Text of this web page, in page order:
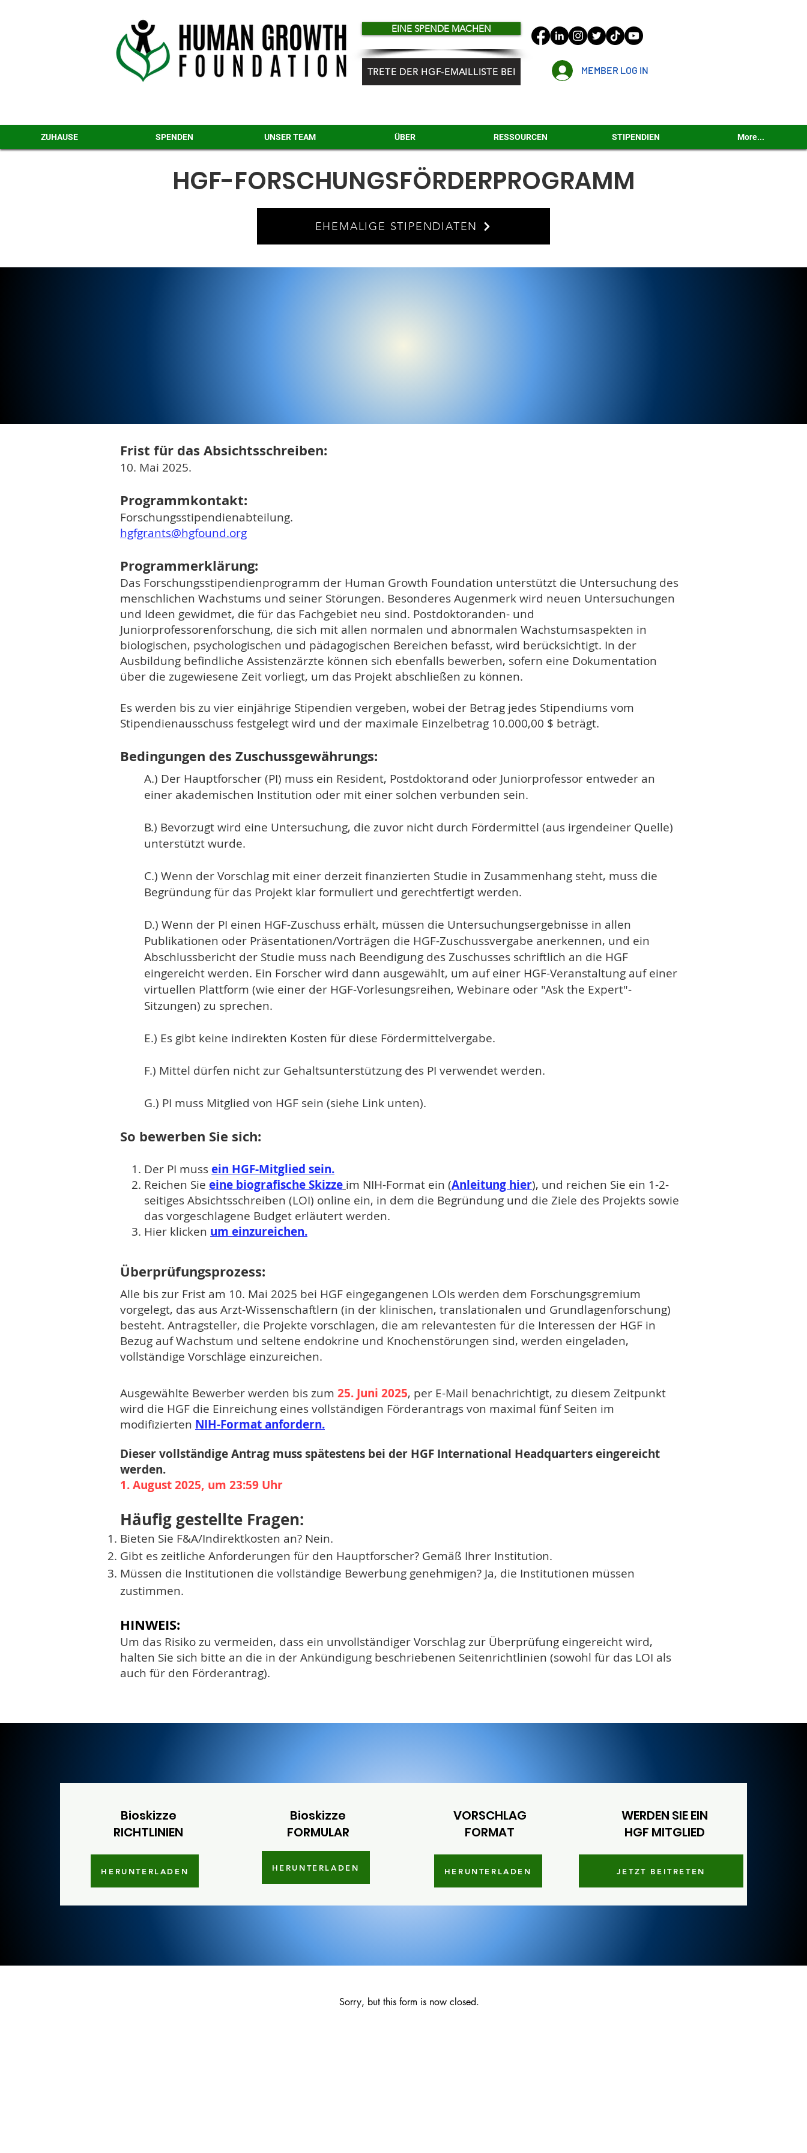
EINE SPENDE MACHEN
TRETE DER HGF-EMAILLISTE BEI MEMBER LOG IN
ZUHAUSE SPENDEN UNSER TEAM ÜBER RESSOURCEN STIPENDIEN More...
HGF-FORSCHUNGSFÖRDERPROGRAMM
EHEMALIGE STIPENDIATEN
Frist für das Absichtsschreiben:
10. Mai 2025.
Programmkontakt:
Forschungsstipendienabteilung.
hgfgrants@hgfound.org
Programmerklärung:
Das Forschungsstipendienprogramm der Human Growth Foundation unterstützt die Untersuchung des
menschlichen Wachstums und seiner Störungen. Besonderes Augenmerk wird neuen Untersuchungen
und Ideen gewidmet, die für das Fachgebiet neu sind. Postdoktoranden- und
Juniorprofessorenforschung, die sich mit allen normalen und abnormalen Wachstumsaspekten in
biologischen, psychologischen und pädagogischen Bereichen befasst, wird berücksichtigt. In der
Ausbildung befindliche Assistenzärzte können sich ebenfalls bewerben, sofern eine Dokumentation
über die zugewiesene Zeit vorliegt, um das Projekt abschließen zu können.
Es werden bis zu vier einjährige Stipendien vergeben, wobei der Betrag jedes Stipendiums vom
Stipendienausschuss festgelegt wird und der maximale Einzelbetrag 10.000,00 $ beträgt.
Bedingungen des Zuschussgewährungs:​
A.) Der Hauptforscher (PI) muss ein Resident, Postdoktorand oder Juniorprofessor entweder an
einer akademischen Institution oder mit einer solchen verbunden sein.
B.) Bevorzugt wird eine Untersuchung, die zuvor nicht durch Fördermittel (aus irgendeiner Quelle)
unterstützt wurde.
C.) Wenn der Vorschlag mit einer derzeit finanzierten Studie in Zusammenhang steht, muss die
Begründung für das Projekt klar formuliert und gerechtfertigt werden.
D.) Wenn der PI einen HGF-Zuschuss erhält, müssen die Untersuchungsergebnisse in allen
Publikationen oder Präsentationen/Vorträgen die HGF-Zuschussvergabe anerkennen, und ein
Abschlussbericht der Studie muss nach Beendigung des Zuschusses schriftlich an die HGF
eingereicht werden. Ein Forscher wird dann ausgewählt, um auf einer HGF-Veranstaltung auf einer
virtuellen Plattform (wie einer der HGF-Vorlesungsreihen, Webinare oder "Ask the Expert"-
Sitzungen) zu sprechen.
E.) Es gibt keine indirekten Kosten für diese Fördermittelvergabe.
F.) Mittel dürfen nicht zur Gehaltsunterstützung des PI verwendet werden.
G.) PI muss Mitglied von HGF sein (siehe Link unten).
So bewerben Sie sich:
Der PI mussein HGF-Mitglied sein.
Reichen Sie eine biografische Skizze im NIH-Format ein (Anleitung hier), und reichen Sie ein 1-2-
seitiges Absichtsschreiben (LOI) online ein, in dem die Begründung und die Ziele des Projekts sowie
das vorgeschlagene Budget erläutert werden.
Hier klicken um einzureichen.
Überprüfungsprozess:
Alle bis zur Frist am 10. Mai 2025 bei HGF eingegangenen LOIs werden dem Forschungsgremium
vorgelegt, das aus Arzt-Wissenschaftlern (in der klinischen, translationalen und Grundlagenforschung)
besteht. Antragsteller, die Projekte vorschlagen, die am relevantesten für die Interessen der HGF in
Bezug auf Wachstum und seltene endokrine und Knochenstörungen sind, werden eingeladen,
vollständige Vorschläge einzureichen.
Ausgewählte Bewerber werden bis zum 25. Juni 2025, per E-Mail benachrichtigt, zu diesem Zeitpunkt
wird die HGF die Einreichung eines vollständigen Förderantrags von maximal fünf Seiten im
modifizierten NIH-Format anfordern.
Dieser vollständige Antrag muss spätestens bei der HGF International Headquarters eingereicht
werden.
1. August 2025, um 23:59 Uhr
Häufig gestellte Fragen:
Bieten Sie F&A/Indirektkosten an? Nein.
Gibt es zeitliche Anforderungen für den Hauptforscher? Gemäß Ihrer Institution.
Müssen die Institutionen die vollständige Bewerbung genehmigen? Ja, die Institutionen müssen
zustimmen.
HINWEIS:
Um das Risiko zu vermeiden, dass ein unvollständiger Vorschlag zur Überprüfung eingereicht wird,
halten Sie sich bitte an die in der Ankündigung beschriebenen Seitenrichtlinien (sowohl für das LOI als
auch für den Förderantrag).
Bioskizze
RICHTLINIEN
HERUNTERLADEN
Bioskizze
FORMULAR
HERUNTERLADEN
VORSCHLAG
FORMAT
HERUNTERLADEN
WERDEN SIE EIN
HGF MITGLIED
JETZT BEITRETEN
Sorry, but this form is now closed.